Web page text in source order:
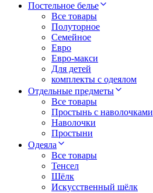
Постельное белье
Все товары
Полуторное
Семейное
Евро
Евро-макси
Для детей
комплекты с одеялом
Отдельные предметы
Все товары
Простынь с наволочками
Наволочки
Простыни
Одеяла
Все товары
Тенсел
Шёлк
Искусственный шёлк